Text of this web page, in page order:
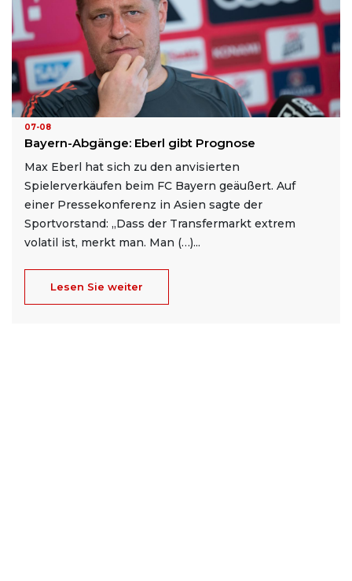
07-08
Bayern-Abgänge: Eberl gibt Prognose
Max Eberl hat sich zu den anvisierten
Spielerverkäufen beim FC Bayern geäußert. Auf
einer Pressekonferenz in Asien sagte der
Sportvorstand: „Dass der Transfermarkt extrem
volatil ist, merkt man. Man (…)...
Lesen Sie weiter